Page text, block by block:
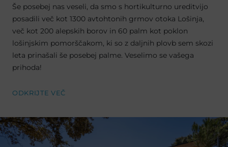
Še posebej nas veseli, da smo s hortikulturno ureditvijo
posadili več kot 1300 avtohtonih grmov otoka Lošinja,
več kot 200 alepskih borov in 60 palm kot poklon
lošinjskim pomorščakom, ki so z daljnih plovb sem skozi
leta prinašali še posebej palme. Veselimo se vašega
prihoda!
ODKRIJTE VEČ